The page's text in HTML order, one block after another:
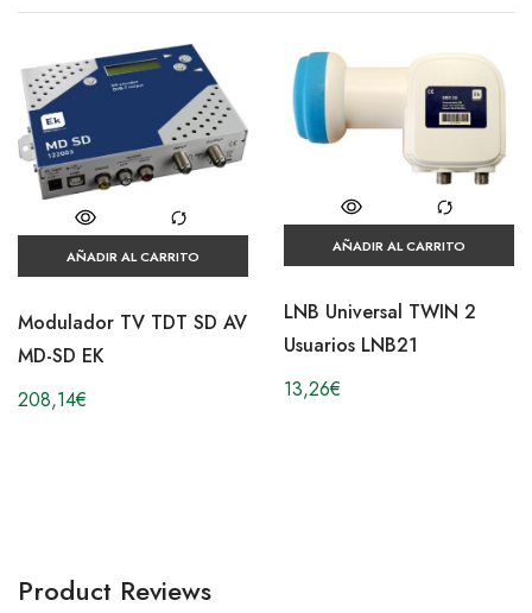
AÑADIR AL CARRITO
Modulador TV TDT SD AV
MD-SD EK
208,14€
AÑADIR AL CARRITO
LNB Universal TWIN 2
Usuarios LNB21
13,26€
Product Reviews